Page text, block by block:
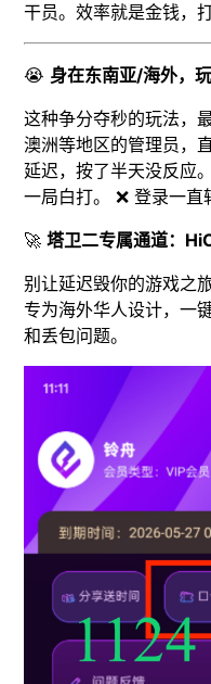
干员。效率就是金钱，
😭 身在东南亚/海外，
这种争分夺秒的玩法，
澳洲等地区的管理员，
延迟，按了半天没反应
一局白打。 ❌ 登录一直
🚀塔卫二专属通道：
别让延迟毁你的游戏之
专为海外华人设计，一
和丢包问题。